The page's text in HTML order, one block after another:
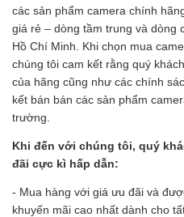
các sản phẩm camera chính
giá rẻ – dòng tầm trung và dòng
Hồ Chí Minh. Khi chọn mua
chúng tôi cam kết rằng quý
của hãng cũng như các chính
kết bán bán các sản phẩm
trường.
Khi đến với chúng tôi, quý
đãi cực kì hấp dẫn:
- Mua hàng với giá ưu đãi và
khuyến mãi cao nhất dành cho